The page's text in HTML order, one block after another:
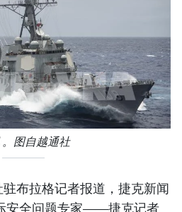
。图自越通社
布拉格记者报道，捷克新闻
安全问题专家——捷克记者